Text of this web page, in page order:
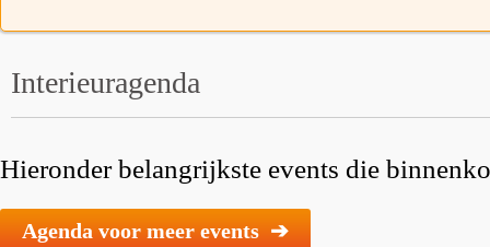
Interieuragenda
Hieronder belangrijkste events die
Agenda voor meer events ➔